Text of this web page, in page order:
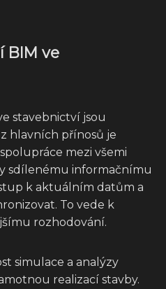
BIM ve
stavebnictví jsou
hlavních přínosů je
mezi všemi
sdílenému informačnímu
k aktuálním datům a
To vede k
rozhodování.
simulace a analýzy
realizací stavby.